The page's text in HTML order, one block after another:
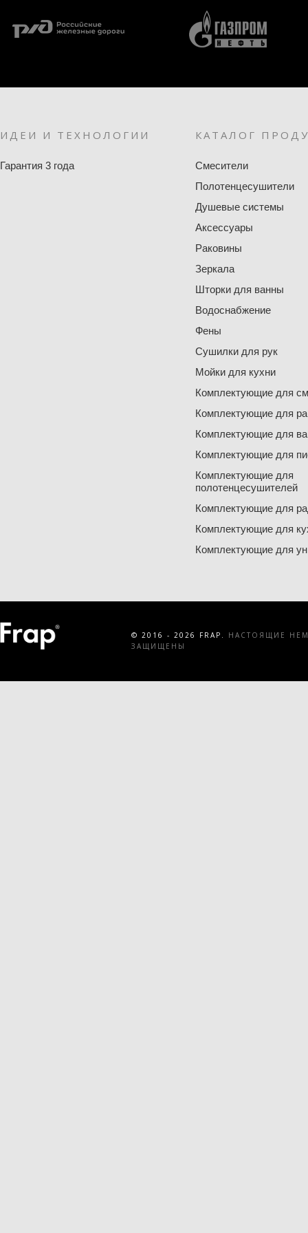
ИДЕИ И ТЕХНОЛОГИИ
Гарантия 3 года
КАТАЛОГ
Смесители
Полотенцесушители
Душевые системы
Аксессуары
Раковины
Зеркала
Шторки для ванны
Водоснабжение
Фены
Сушилки для рук
Мойки для кухни
Комплектующие для
Комплектующие для
Комплектующие для
Комплектующие для
Комплектующие для
полотенцесушителей
Комплектующие для
Комплектующие для
Комплектующие для
© 2016 - 2026 FRAP.
НАСТОЯЩИЕ
ЗАЩИЩЕНЫ